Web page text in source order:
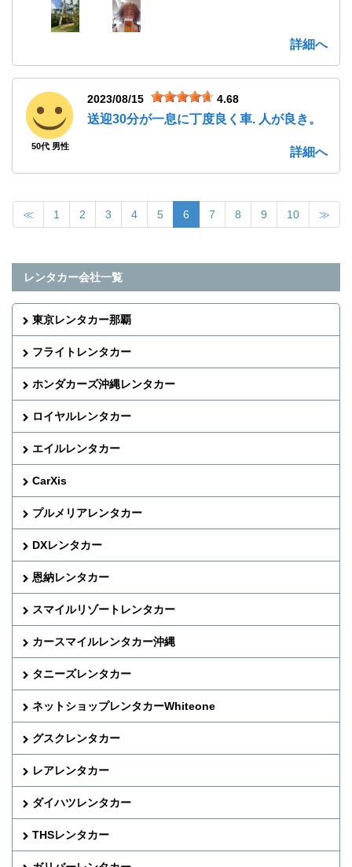
詳細へ
50代 男性
2023/08/15 4.68
送迎30分が一息に丁度良く車. 人が良き。
詳細へ
≪ 1 2 3 4 5 6 7 8 9 10 ≫
レンタカー会社一覧
東京レンタカー那覇
フライトレンタカー
ホンダカーズ沖縄レンタカー
ロイヤルレンタカー
エイルレンタカー
CarXis
プルメリアレンタカー
DXレンタカー
恩納レンタカー
スマイルリゾートレンタカー
カースマイルレンタカー沖縄
タニーズレンタカー
ネットショップレンタカーWhiteone
グスクレンタカー
レアレンタカー
ダイハツレンタカー
THSレンタカー